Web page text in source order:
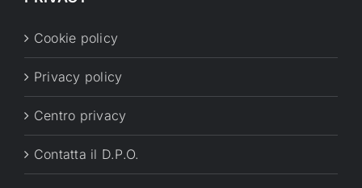
Cookie policy
Privacy policy
Centro privacy
Contatta il D.P.O.